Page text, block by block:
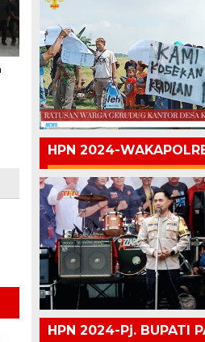
HPN 2024-
HPN 2024-Pj. BUPATI